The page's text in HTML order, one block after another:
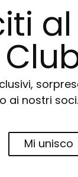
ai nostri
Mi unisco